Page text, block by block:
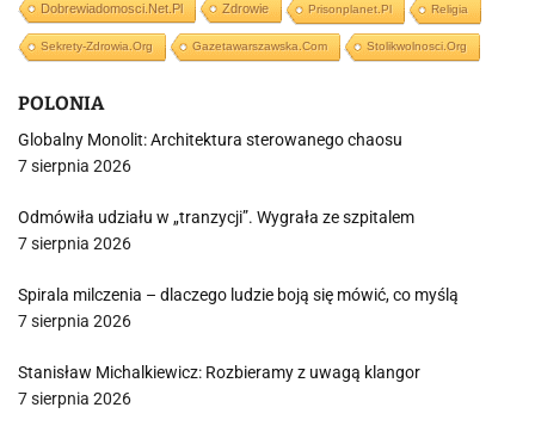
Dobrewiadomosci.net.pl Zdrowie Prisonplanet.pl Religia
Sekrety-Zdrowia.org Gazetawarszawska.com Stolikwolnosci.org
POLONIA
Globalny Monolit: Architektura sterowanego chaosu
7 sierpnia 2026
Odmówiła udziału w „tranzycji”. Wygrała ze szpitalem
7 sierpnia 2026
Spirala milczenia – dlaczego ludzie boją się mówić, co myślą
7 sierpnia 2026
Stanisław Michalkiewicz: Rozbieramy z uwagą klangor
7 sierpnia 2026